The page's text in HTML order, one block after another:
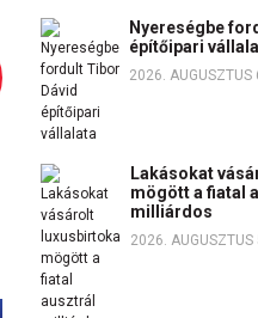
Nyereségbe
építőipari
2026. AUGUSZTUS
Lakásokat
mögött a fiatal
milliárdos
2026. AUGUSZTUS